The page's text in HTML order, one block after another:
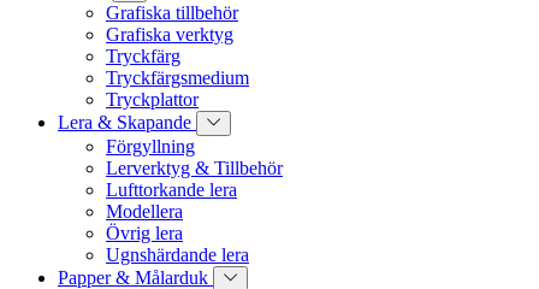
Grafiska tillbehör
Grafiska verktyg
Tryckfärg
Tryckfärgsmedium
Tryckplattor
Lera & Skapande
Förgyllning
Lerverktyg & Tillbehör
Lufttorkande lera
Modellera
Övrig lera
Ugnshärdande lera
Papper & Målarduk